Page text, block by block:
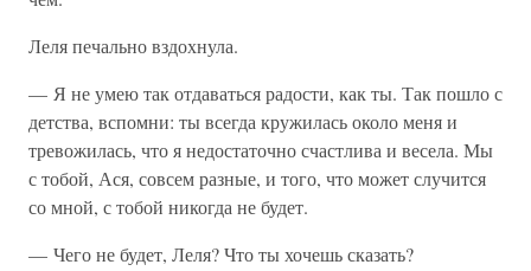
Леля печально вздохнула.
— Я не умею так отдаваться радости, как ты. Так пошло с
детства, вспомни: ты всегда кружилась около меня и
тревожилась, что я недостаточно счастлива и весела. Мы
с тобой, Ася, совсем разные, и того, что может случится
со мной, с тобой никогда не будет.
— Чего не будет, Леля? Что ты хочешь сказать?